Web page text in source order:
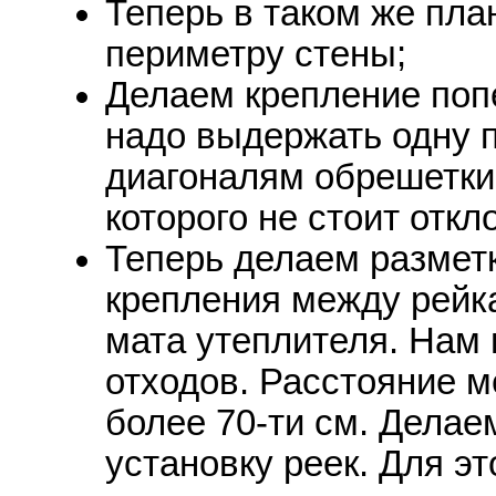
Теперь в таком же
периметру стены;
Делаем крепление
надо выдержать одну
диагоналям
которого не стоит
Теперь делаем
крепления между
мата утеплителя.
отходов. Расстояние
более 70-ти см.
установку реек. Для